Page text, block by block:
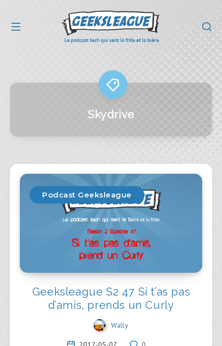
Skydrive
Podcast Geeksleague
Geeksleague S2 47 Si t’as pas
d’amis, prends un Curly
Wally